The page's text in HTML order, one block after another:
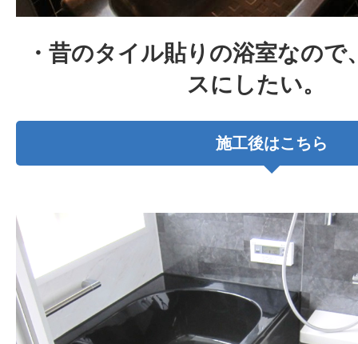
・昔のタイル貼りの浴室なので
スにしたい。
施工後はこちら